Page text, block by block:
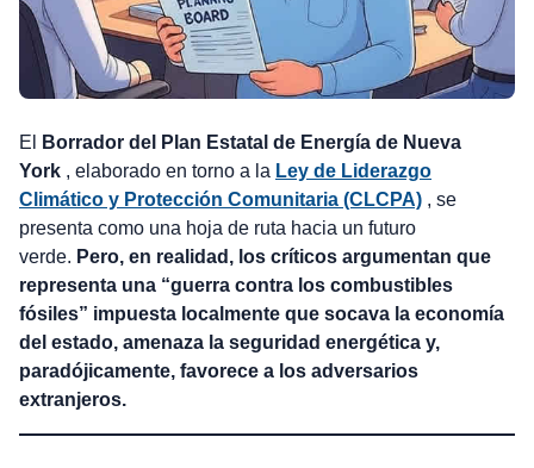
El
Borrador del Plan Estatal de Energía de Nueva
York , elaborado en torno a la Ley de Liderazgo
Climático y Protección Comunitaria (CLCPA) , se
presenta como una hoja de ruta hacia un futuro
verde. Pero, en realidad, los críticos argumentan que
representa una “guerra contra los combustibles
fósiles” impuesta localmente que socava la economía
del estado, amenaza la seguridad energética y,
paradójicamente, favorece a los adversarios
extranjeros.